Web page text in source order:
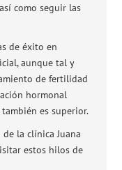
como seguir las
de éxito en
aunque tal y
de fertilidad
hormonal
es superior.
la clínica Juana
estos hilos de